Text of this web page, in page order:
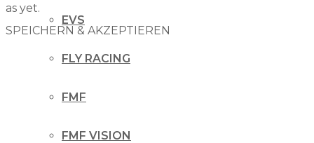
EVS
FLY RACING
FMF
FMF VISION
as yet.
SPEICHERN & AKZEPTIEREN